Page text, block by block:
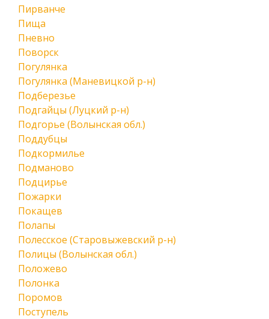
Пирванче
Пища
Пневно
Поворск
Погулянка
Погулянка (Маневицкой р-н)
Подберезье
Подгайцы (Луцкий р-н)
Подгорье (Волынская обл.)
Поддубцы
Подкормилье
Подманово
Подцирье
Пожарки
Покащев
Полапы
Полесское (Старовыжевский р-н)
Полицы (Волынская обл.)
Положево
Полонка
Поромов
Поступель